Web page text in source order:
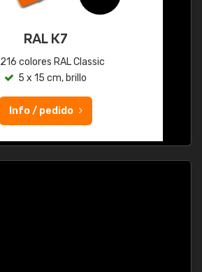
RAL K7
216 colores RAL Classic
5 x 15 cm, brillo
Info / pedido